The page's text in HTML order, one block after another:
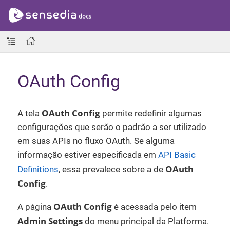
OAuth Config
A tela OAuth Config permite redefinir algumas
configurações que serão o padrão a ser utilizado
em suas APIs no fluxo OAuth. Se alguma
informação estiver especificada em API Basic
Definitions, essa prevalece sobre a de OAuth
Config.
A página OAuth Config é acessada pelo item
Admin Settings do menu principal da Platforma.